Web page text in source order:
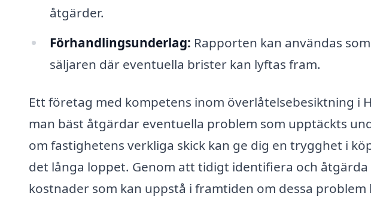
åtgärder.
Förhandlingsunderlag: Rapporten kan användas
säljaren där eventuella brister kan lyftas fram.
Ett företag med kompetens inom överlåtelsebesiktning i
man bäst åtgärdar eventuella problem som upptäckts
om fastighetens verkliga skick kan ge dig en trygghet i
det långa loppet. Genom att tidigt identifiera och
kostnader som kan uppstå i framtiden om dessa problem